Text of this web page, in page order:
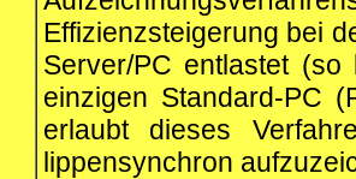
Effizienzsteigerung bei
Server/PC entlastet
einzigen Standard-PC
erlaubt dieses
lippensynchron